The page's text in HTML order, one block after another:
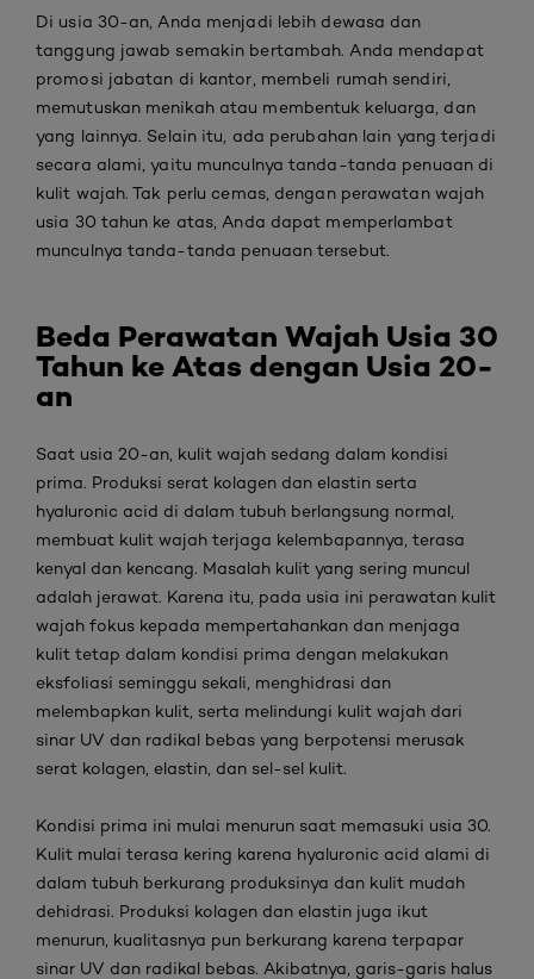
Di usia 30-an, Anda menjadi lebih dewasa dan
tanggung jawab semakin bertambah. Anda mendapat
promosi jabatan di kantor, membeli rumah sendiri,
memutuskan menikah atau membentuk keluarga, dan
yang lainnya. Selain itu, ada perubahan lain yang terjadi
secara alami, yaitu munculnya tanda-tanda penuaan di
kulit wajah. Tak perlu cemas, dengan perawatan wajah
usia 30 tahun ke atas, Anda dapat memperlambat
munculnya tanda-tanda penuaan tersebut.
Beda Perawatan Wajah Usia 30
Tahun ke Atas dengan Usia 20-
an
Saat usia 20-an, kulit wajah sedang dalam kondisi
prima. Produksi serat kolagen dan elastin serta
hyaluronic acid di dalam tubuh berlangsung normal,
membuat kulit wajah terjaga kelembapannya, terasa
kenyal dan kencang. Masalah kulit yang sering muncul
adalah jerawat. Karena itu, pada usia ini perawatan kulit
wajah fokus kepada mempertahankan dan menjaga
kulit tetap dalam kondisi prima dengan melakukan
eksfoliasi seminggu sekali, menghidrasi dan
melembapkan kulit, serta melindungi kulit wajah dari
sinar UV dan radikal bebas yang berpotensi merusak
serat kolagen, elastin, dan sel-sel kulit.
Kondisi prima ini mulai menurun saat memasuki usia 30.
Kulit mulai terasa kering karena hyaluronic acid alami di
dalam tubuh berkurang produksinya dan kulit mudah
dehidrasi. Produksi kolagen dan elastin juga ikut
menurun, kualitasnya pun berkurang karena terpapar
sinar UV dan radikal bebas. Akibatnya, garis-garis halus